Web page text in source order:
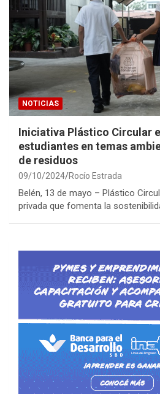
NOTICIAS
Iniciativa Plástico Circular
estudiantes en temas
de residuos
09/10/2024 Rocío Estrada
Belén, 13 de mayo – Plástico
privada que fomenta la